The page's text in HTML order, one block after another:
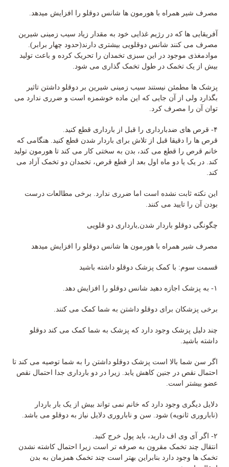
مصرف شیر همراه با هورمون ها شانس دوقلو را افزایش میدهد.
آفریقایی ها که در رژیم غذایی خود به مقدار زیاد سیب زمینی شیرین
مصرف می کنند شانس دوقلویی بیشتری دارند(حدود چهار برابر).
موادمغذی موجود در این سبزی تخمدان را تحریک کرده و باعث تولید
بیش از یک تخمک در طول تخمک گذاری می شود.
پزشک ها مطمئن نیستند سیب زمینی شیرین بر دوقلو داشتن تاثیر
بگذارد ولی از آن جایی که این ماده خوشمزه است و ضرری ندارد می
توان آن را مصرف کرد.
۴- قرص های ضدبارداری را قبل از بارداری قطع کنید.
قرص ها را دقیقا قبل از تلاش برای باردار شدن قطع کنید. هنگامی که
خانم قرص را قطع می کند، بدن به سختی کار می کند تا هورمون تولید
کند. در یک یا دو ماه اول بعد از قطع قرص، تخمدان دو تخمک آزاد می
کند.
این نکته ثابت نشده است اما ضرری ندارد. برخی مطالعات درست
بودن آن را تایید می کنند.
چگونگی دوقلو باردار شدن,بارداری دو قلویی
مصرف شیر همراه با هورمون ها شانس دوقلو را افزایش میدهد
قسمت سوم: با کمک پزشک دوقلو داشته باشید
۱- به پزشک اجازه دهید شانس دوقلو را افزایش دهد.
برخی پزشکان برای دوقلو داشتن به شما کمک می کنند.
چند دلیل پزشک وجود دارد که پزشک به شما کمک می کند دوقلو
داشته باشید.
اگر سن شما بالا است پزشک دوقلو داشتن را به شما توصیه می کند تا
احتمال نقص در جنین کاهش یابد. زیرا در دو بارداری جدا احتمال نقص
عضو بیشتر است.
دلایل دیگری وجود دارد که خانم نمی تواند بیش از یک بار باردار
(ناباروری ثانویه) شود. سن و ناباروری دلایل نیاز به دوقلو می باشد.
۲- اگر آی وی اف دارید، باید پول خرج کنید.
انتقال چند تخمک مقرون به صرفه تر است زیرا احتمال کاشته نشدن
تخمک ها وجود دارد بنابراین بهتر است چند تخمک همزمان به بدن